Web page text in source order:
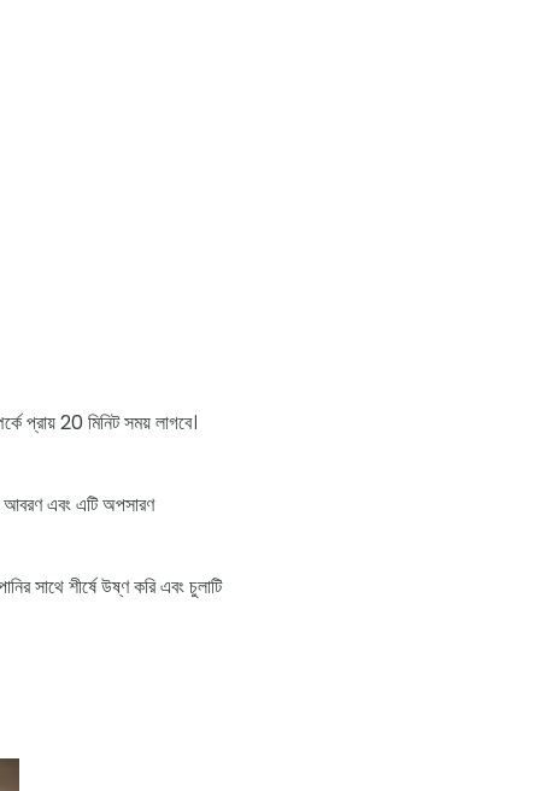
প্রায় 20 মিনিট সময় লাগবে।
আবরণ এবং এটি অপসারণ
সাথে শীর্ষে উষ্ণ করি এবং চুলাটি